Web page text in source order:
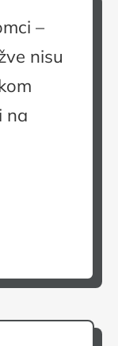
–
nisu
na